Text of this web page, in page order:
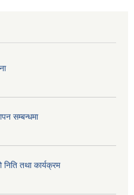
सम्बन्धमा
तथा कार्यक्रम